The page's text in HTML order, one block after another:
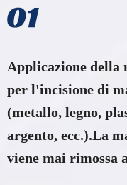
Applicazione della
per l'incisione di
(metallo, legno,
argento, ecc.).La
viene mai rimossa